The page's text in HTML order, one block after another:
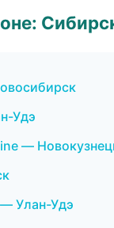
Удэ
—
Улан-Удэ